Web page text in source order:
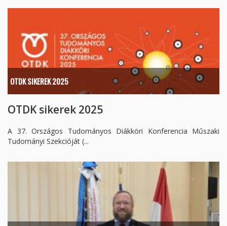
OTDK SIKEREK 2025
OTDK sikerek 2025
A 37. Országos Tudományos Diákköri Konferencia Műszaki
Tudományi Szekcióját (...